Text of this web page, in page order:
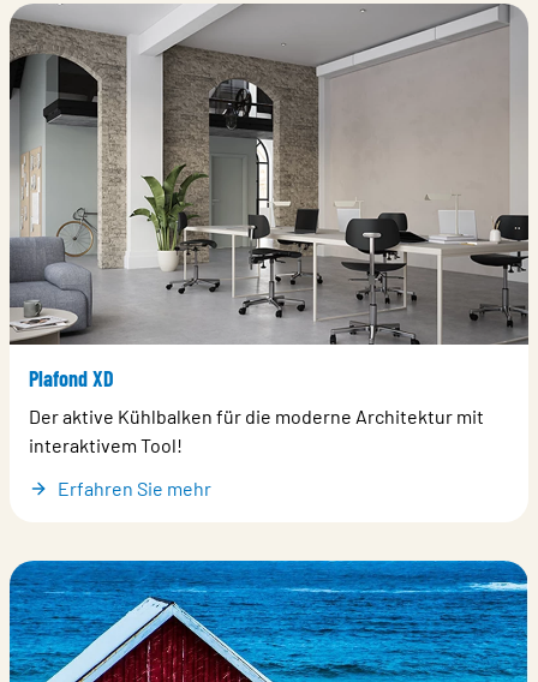
Plafond XD
Der aktive Kühlbalken für die moderne Architektur mit
interaktivem Tool!
Erfahren Sie mehr